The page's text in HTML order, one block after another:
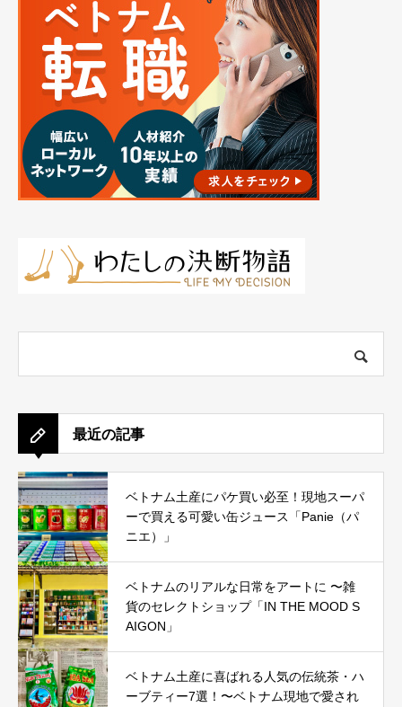
最近の記事
ベトナム土産にパケ買い必至！現地スーパ
ーで買える可愛い缶ジュース「Panie（パ
ニエ）」
ベトナムのリアルな日常をアートに 〜雑
貨のセレクトショップ「IN THE MOOD S
AIGON」
ベトナム土産に喜ばれる人気の伝統茶・ハ
ーブティー7選！〜ベトナム現地で愛され